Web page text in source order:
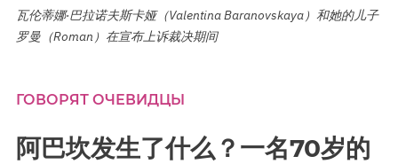
seconds
瓦伦蒂娜·巴拉诺夫斯卡娅（Valentina Baranovskaya）和她的儿子
罗曼（Roman）在宣布上诉裁决期间
ГОВОРЯТ ОЧЕВИДЦЫ
阿巴坎发生了什么？一名70岁的